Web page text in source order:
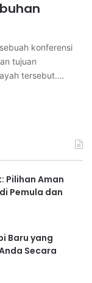
konferensi
tujuan
tersebut.…
Pilihan Aman
Pemula dan
Baru yang
Secara